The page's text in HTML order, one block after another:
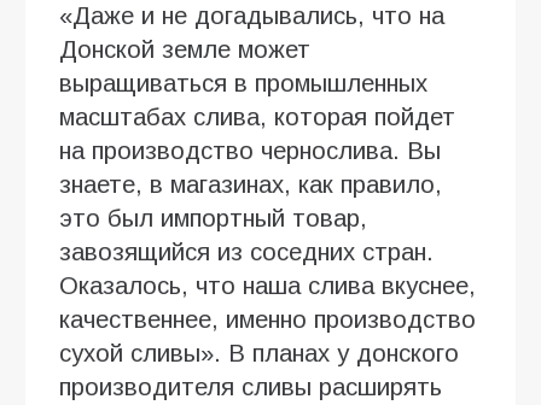
«Даже и не догадывались, что на
Донской земле может
выращиваться в промышленных
масштабах слива, которая пойдет
на производство чернослива. Вы
знаете, в магазинах, как правило,
это был импортный товар,
завозящийся из соседних стран.
Оказалось, что наша слива вкуснее,
качественнее, именно производство
сухой сливы». В планах у донского
производителя сливы расширять